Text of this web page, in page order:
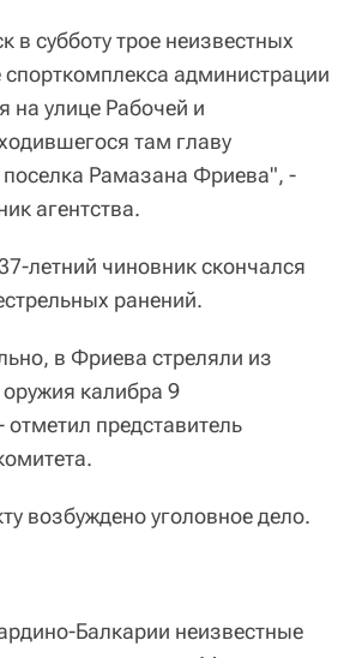
в субботу трое неизвестных
администрации
на улице Рабочей и
там главу
Рамазана Фриева", -
агентства.
летний чиновник скончался
ранений.
в Фриева стреляли из
оружия калибра 9
представитель
возбуждено уголовное дело.
Балкарии неизвестные